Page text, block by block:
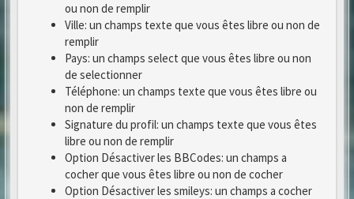
ou non de remplir
Ville: un champs texte que vous êtes libre ou non de
remplir
Pays: un champs select que vous êtes libre ou non
de selectionner
Téléphone: un champs texte que vous êtes libre ou
non de remplir
Signature du profil: un champs texte que vous êtes
libre ou non de remplir
Option Désactiver les BBCodes: un champs a
cocher que vous êtes libre ou non de cocher
Option Désactiver les smileys: un champs a cocher